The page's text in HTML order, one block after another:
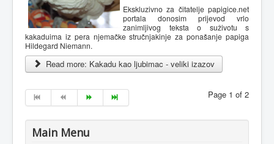
Ekskluzivno za čitatelje papigice.net
portala donosim prijevod vrlo
zanimljivog teksta o suživotu s
kakaduima iz pera njemačke stručnjakinje za ponašanje papiga
Hildegard Niemann.
Read more: Kakadu kao ljubimac - veliki izazov
Page 1 of 2
Main Menu